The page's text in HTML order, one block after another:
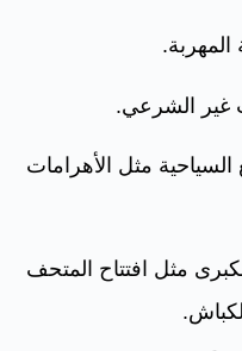
المهربة.
غير الشرعي.
السياحية مثل الأهرامات
مثل افتتاح المتحف